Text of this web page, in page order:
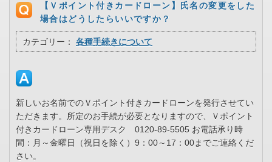
【Ｖポイント付きカードローン】氏名の変更をした
場合はどうしたらいいですか？
カテゴリー： 各種手続きについて
新しいお名前でのＶポイント付きカードローンを発行させてい
ただきます。所定のお手続が必要となりますので、Ｖポイント
付きカードローン専用デスク 0120-89-5505 お電話承り時
間：月～金曜日（祝日を除く）9：00～17：00までご連絡くだ
さい。